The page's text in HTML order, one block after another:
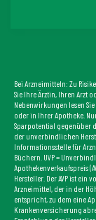
Bei Arzneimitteln: Zu
Sie Ihre Ärztin, Ihren Arzt
Nebenwirkungen lesen
oder in Ihrer Apotheke.
Sparpotential gegenüber
der unverbindlichen
Informationsstelle für
Büchern. UVP =
Apothekenverkaufspreis
Hersteller. Der AVP ist ein
Arzneimittel, der in der
entspricht, zu dem eine
Krankenversicherung